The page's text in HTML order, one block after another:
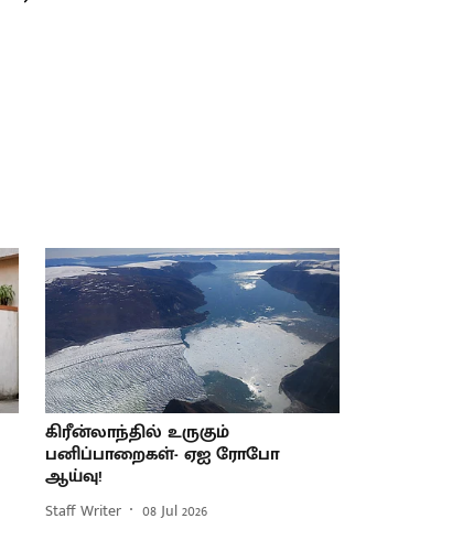
கிரீன்லாந்தில் உருகும்
பனிப்பாறைகள்- ஏஐ ரோபோ
ஆய்வு!
Staff Writer 08 Jul 2026